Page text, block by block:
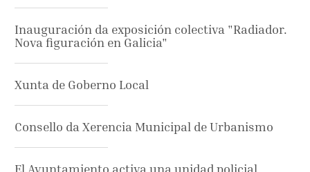
Inauguración da exposición colectiva "Radiador.
Nova figuración en Galicia"
Xunta de Goberno Local
Consello da Xerencia Municipal de Urbanismo
El Ayuntamiento activa una unidad policial